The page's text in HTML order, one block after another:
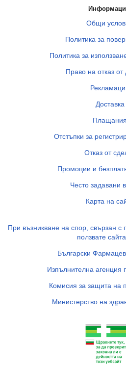
Общи
Политика за
Политика за
Право на отказ от
Доставка
Плащания
Отстъпки за
Отказ от
Промоции и
Често задавани
Карта на
При възникване на спор, свързан с
ползвате
Български
Изпълнителна агенция
Комисия за защита на
Министерство на